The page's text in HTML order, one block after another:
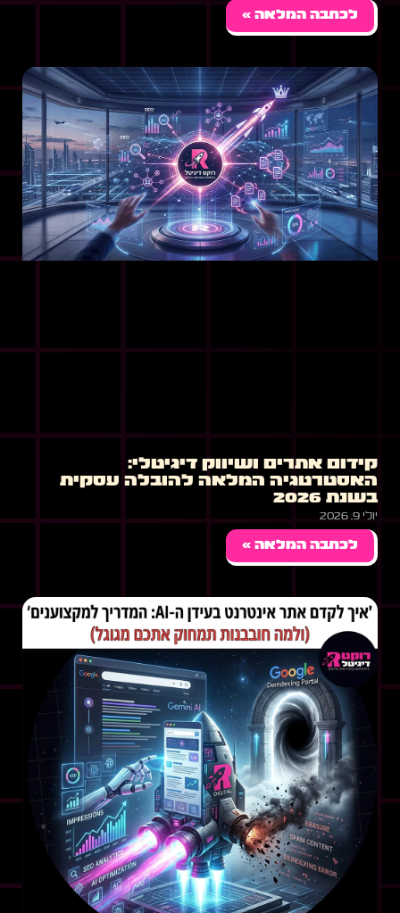
לכתבה המלאה »
קידום אתרים ושיווק דיגיטלי:
האסטרטגיה המלאה להובלה עסקית
בשנת 2026
יולי 9, 2026
לכתבה המלאה »